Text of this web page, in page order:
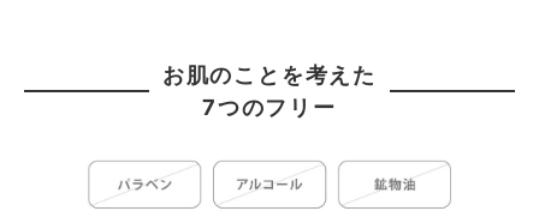
お肌のことを考えた
7つのフリー